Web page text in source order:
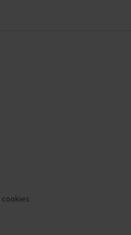
cookies